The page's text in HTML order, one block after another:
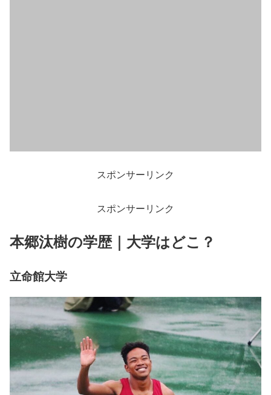
スポンサーリンク
スポンサーリンク
本郷汰樹の学歴｜大学はどこ？
立命館大学